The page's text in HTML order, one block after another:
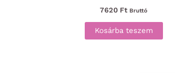
7620 Ft Bruttó
Kosárba teszem